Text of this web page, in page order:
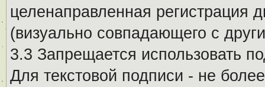
целенаправленная регистрация
(визуально совпадающего с
3.3 Запрещается использовать
Для текстовой подписи - не